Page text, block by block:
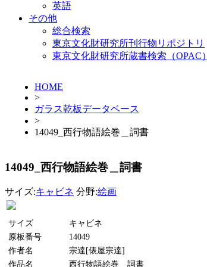
英語
その他
総合検索
東京文化財研究所刊行物リポジトリ
東京文化財研究所蔵書検索（OPAC）
HOME
>
ガラス乾板データベース
>
14049_西行物語絵巻＿詞書
14049_西行物語絵巻＿詞書
サイズ:キャビネ 分野:絵画
サイズ
キャビネ
原板番号
14049
作者名
宗達[俵屋宗達]
作品名
西行物語絵巻＿詞書